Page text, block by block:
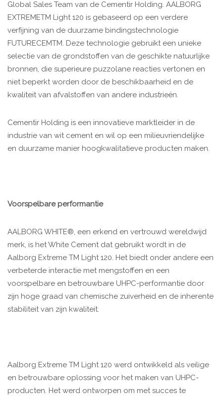
Global Sales Team van de Cementir Holding. AALBORG
EXTREMETM Light 120 is gebaseerd op een verdere
verfijning van de duurzame bindingstechnologie
FUTURECEMTM. Deze technologie gebruikt een unieke
selectie van de grondstoffen van de geschikte natuurlijke
bronnen, die superieure puzzolane reacties vertonen en
niet beperkt worden door de beschikbaarheid en de
kwaliteit van afvalstoffen van andere industrieën.
Cementir Holding is een innovatieve marktleider in de
industrie van wit cement en wil op een milieuvriendelijke
en duurzame manier hoogkwalitatieve producten maken.
Voorspelbare performantie
AALBORG WHITE®, een erkend en vertrouwd wereldwijd
merk, is het White Cement dat gebruikt wordt in de
Aalborg Extreme TM Light 120. Het biedt onder andere een
verbeterde interactie met mengstoffen en een
voorspelbare en betrouwbare UHPC-performantie door
zijn hoge graad van chemische zuiverheid en de inherente
stabiliteit van zijn kwaliteit.
Aalborg Extreme TM Light 120 werd ontwikkeld als veilige
en betrouwbare oplossing voor het maken van UHPC-
producten. Het werd ontworpen om met succes te